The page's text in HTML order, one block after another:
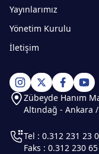
Yayınlarımız
Yönetim Kurulu
İletişim
Zübeyde Hanım
Altındağ - Ankara /
Tel : 0.312 231 23
Faks : 0.312 230